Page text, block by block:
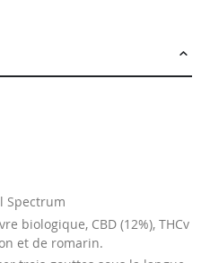
Spectrum
biologique, CBD (12%), THCv
et de romarin.